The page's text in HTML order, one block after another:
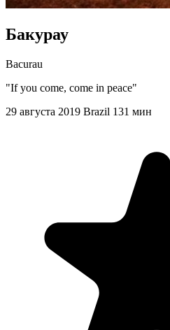
Бакурау
Bacurau
"If you come, come in peace"
29 августа 2019 Brazil 131 мин